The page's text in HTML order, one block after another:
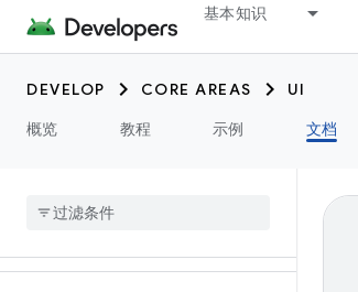
基本知识
DEVELOP CORE AREAS
UI
概览
教程 示例 文档